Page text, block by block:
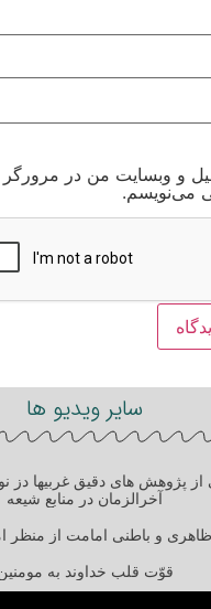
و وبسایت من در
می‌نویسم.
سایر ویدیو ها
از پژوهش های دقیق غربیها دز
آخرالزمان در منابع شیعه
و باطنی امامت از منظر
قوّت قلب خداوند به